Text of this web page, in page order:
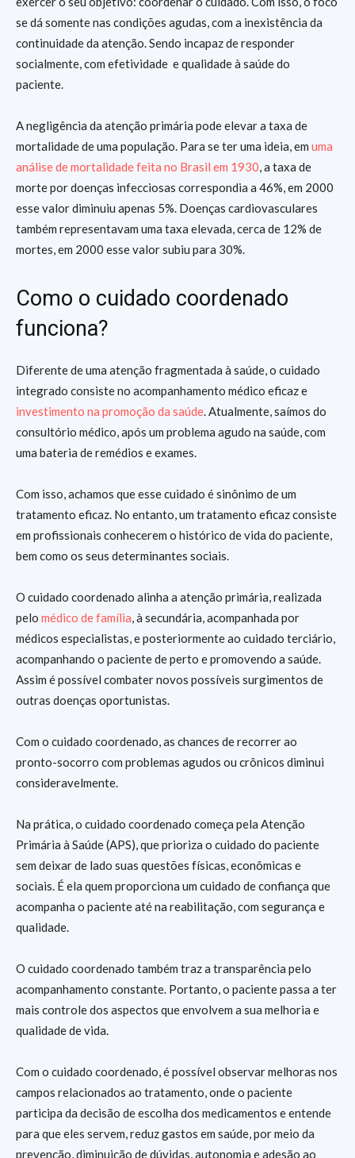
se dá somente nas condições agudas, com a inexistência da
continuidade da atenção. Sendo incapaz de responder
socialmente, com efetividade e qualidade à saúde do
paciente.
A negligência da atenção primária pode elevar a taxa de
mortalidade de uma população. Para se ter uma ideia, em uma
análise de mortalidade feita no Brasil em 1930, a taxa de
morte por doenças infecciosas correspondia a 46%, em 2000
esse valor diminuiu apenas 5%. Doenças cardiovasculares
também representavam uma taxa elevada, cerca de 12% de
mortes, em 2000 esse valor subiu para 30%.
Como o cuidado coordenado
funciona?
Diferente de uma atenção fragmentada à saúde, o cuidado
integrado consiste no acompanhamento médico eficaz e
investimento na promoção da saúde. Atualmente, saímos do
consultório médico, após um problema agudo na saúde, com
uma bateria de remédios e exames.
Com isso, achamos que esse cuidado é sinônimo de um
tratamento eficaz. No entanto, um tratamento eficaz consiste
em profissionais conhecerem o histórico de vida do paciente,
bem como os seus determinantes sociais.
O cuidado coordenado alinha a atenção primária, realizada
pelo médico de família, à secundária, acompanhada por
médicos especialistas, e posteriormente ao cuidado terciário,
acompanhando o paciente de perto e promovendo a saúde.
Assim é possível combater novos possíveis surgimentos de
outras doenças oportunistas.
Com o cuidado coordenado, as chances de recorrer ao
pronto-socorro com problemas agudos ou crônicos diminui
consideravelmente.
Na prática, o cuidado coordenado começa pela Atenção
Primária à Saúde (APS), que prioriza o cuidado do paciente
sem deixar de lado suas questões físicas, econômicas e
sociais. É ela quem proporciona um cuidado de confiança que
acompanha o paciente até na reabilitação, com segurança e
qualidade.
O cuidado coordenado também traz a transparência pelo
acompanhamento constante. Portanto, o paciente passa a ter
mais controle dos aspectos que envolvem a sua melhoria e
qualidade de vida.
Com o cuidado coordenado, é possível observar melhoras nos
campos relacionados ao tratamento, onde o paciente
participa da decisão de escolha dos medicamentos e entende
para que eles servem, reduz gastos em saúde, por meio da
prevenção, diminuição de dúvidas, autonomia e adesão ao